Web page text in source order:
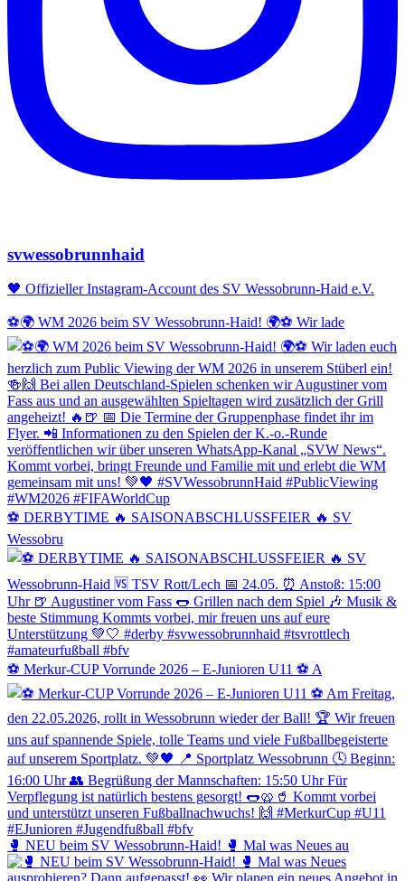
svwessobrunnhaid
🖤 Offizieller Instagram-Account des SV Wessobrunn-Haid e.V.
⚽️🌍 WM 2026 beim SV Wessobrunn-Haid! 🌍⚽️ Wir lade
⚽️ DERBYTIME 🔥 SAISONABSCHLUSSFEIER 🔥 SV
Wessobru
⚽️ Merkur-CUP Vorrunde 2026 – E-Junioren U11 ⚽️ A
🥊 NEU beim SV Wessobrunn-Haid! 🥊 Mal was Neues au